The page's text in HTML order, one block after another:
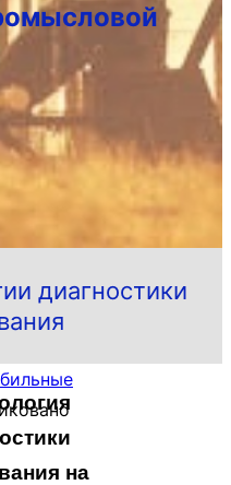
диагностики
на